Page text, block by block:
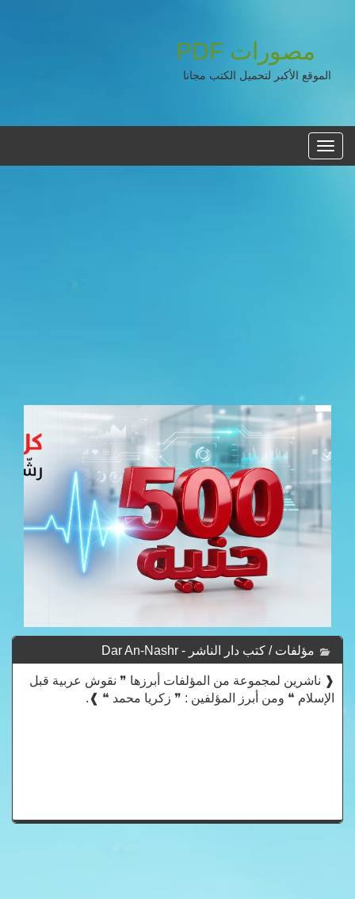
مصورات PDF
الموقع الأكبر لتحميل الكتب مجانا
القائمه
الرئيسية
مؤلفات / كتب دار الناشر - Dar An-Nashr
❰ ناشرين لمجموعة من المؤلفات أبرزها ❞ نقوش عربية قبل
الإسلام ❝ ومن أبرز المؤلفين : ❞ زكريا محمد ❝ ❱.